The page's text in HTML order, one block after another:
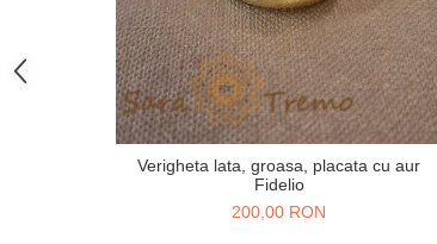
Verigheta lata, groasa, placata cu aur
Fidelio
200,00 RON